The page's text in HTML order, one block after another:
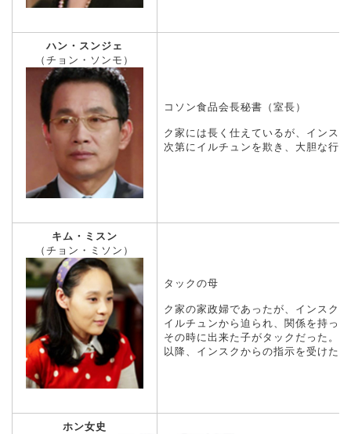
ハン・スンジェ
（チョン・ソンモ）
コソン食品会長秘書（室長）
ク家には長く仕えているが、インス
次第にイルチュンを欺き、大胆な行
キム・ミスン
（チョン・ミソン）
タックの母
ク家の家政婦であったが、インスク
イルチュンから迫られ、関係を持っ
その時に出来た子がタックだった。
以降、インスクからの指示を受けた
ホン女史